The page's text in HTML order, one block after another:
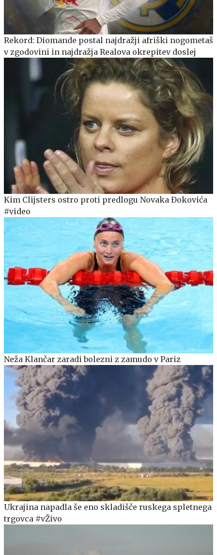
Rekord: Diomande postal najdražji afriški nogometaš
v zgodovini in najdražja Realova okrepitev doslej
Kim Clijsters ostro proti predlogu Novaka Đokovića
#video
Neža Klančar zaradi bolezni z zamudo v Pariz
Ukrajina napadla še eno skladišče ruskega spletnega
trgovca #vŽivo